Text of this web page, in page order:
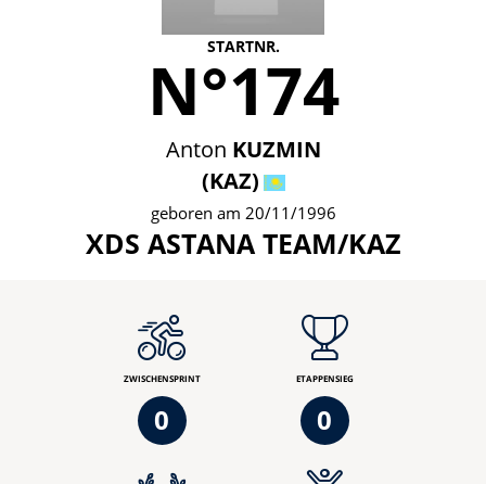
STARTNR.
N°174
Anton KUZMIN
(KAZ)
geboren am 20/11/1996
XDS ASTANA TEAM/KAZ
ZWISCHENSPRINT
0
ETAPPENSIEG
0